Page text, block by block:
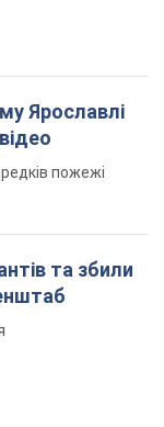
Ярославлі
пожежі
та збили